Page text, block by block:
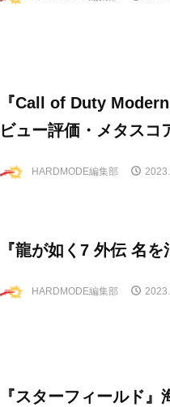
『Call of Duty
ビュー評価・メタスコ
HARDMODE編集部
『龍が如く7 外伝 名
HARDMODE編集部
『スターフィールド